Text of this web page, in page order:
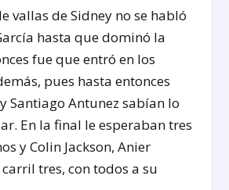
vallas de Sidney no se habló
hasta que dominó la
fue que entró en los
pues hasta entonces
Santiago Antunez sabían lo
En la final le esperaban tres
y Colin Jackson, Anier
tres, con todos a su